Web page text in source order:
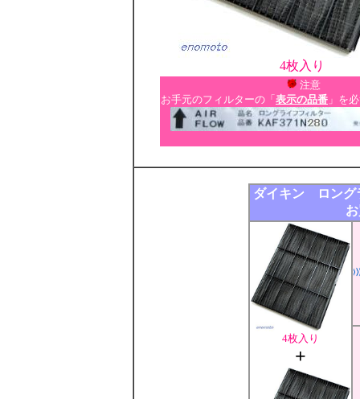
4枚入り
注意
お手元のフィルターの「 表示の品番 」を
ダイキン ロング
4枚入り
+